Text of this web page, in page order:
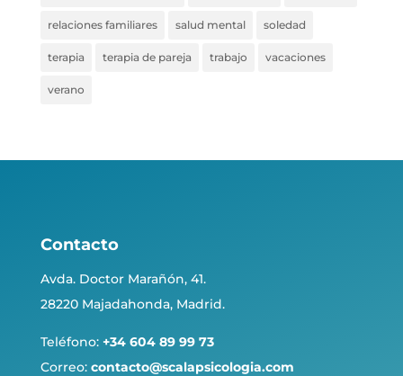
relaciones familiares salud mental soledad
terapia terapia de pareja trabajo vacaciones
verano
Contacto
Avda. Doctor Marañón, 41.
28220 Majadahonda, Madrid.
Teléfono: +34 604 89 99 73
Correo: contacto@scalapsicologia.com